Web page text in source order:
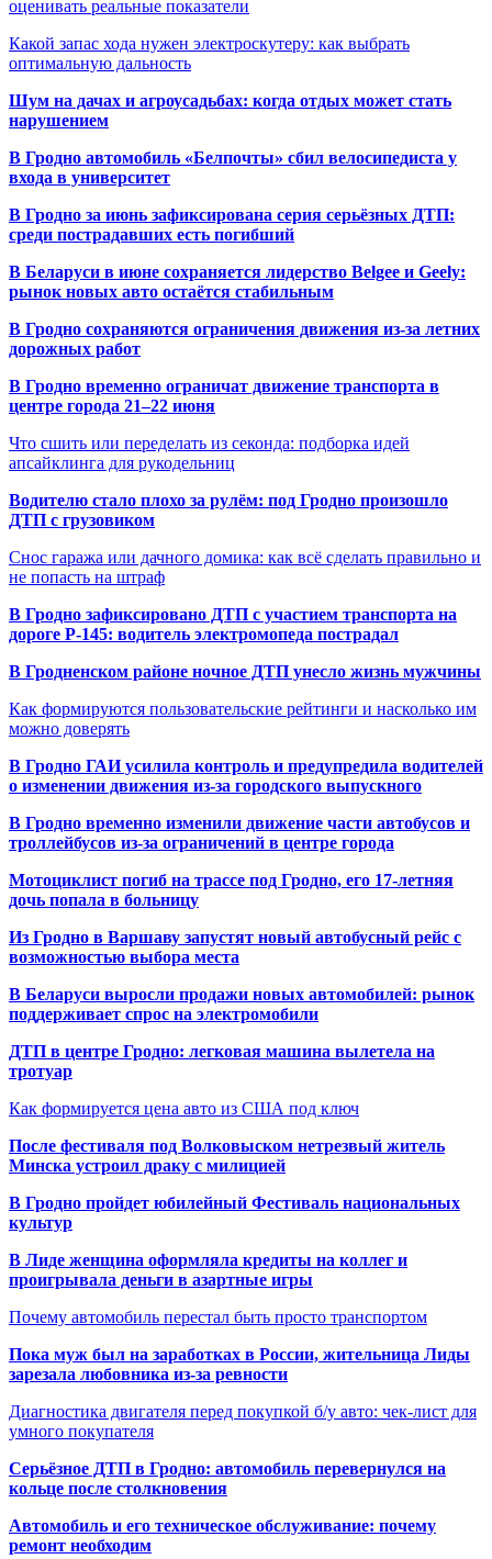
оценивать реальные показатели
Какой запас хода нужен электроскутеру: как выбрать
оптимальную дальность
Шум на дачах и агроусадьбах: когда отдых может стать
нарушением
В Гродно автомобиль «Белпочты» сбил велосипедиста у
входа в университет
В Гродно за июнь зафиксирована серия серьёзных ДТП:
среди пострадавших есть погибший
В Беларуси в июне сохраняется лидерство Belgee и Geely:
рынок новых авто остаётся стабильным
В Гродно сохраняются ограничения движения из-за летних
дорожных работ
В Гродно временно ограничат движение транспорта в
центре города 21–22 июня
Что сшить или переделать из секонда: подборка идей
апсайклинга для рукодельниц
Водителю стало плохо за рулём: под Гродно произошло
ДТП с грузовиком
Снос гаража или дачного домика: как всё сделать правильно и
не попасть на штраф
В Гродно зафиксировано ДТП с участием транспорта на
дороге Р-145: водитель электромопеда пострадал
В Гродненском районе ночное ДТП унесло жизнь мужчины
Как формируются пользовательские рейтинги и насколько им
можно доверять
В Гродно ГАИ усилила контроль и предупредила водителей
о изменении движения из-за городского выпускного
В Гродно временно изменили движение части автобусов и
троллейбусов из-за ограничений в центре города
Мотоциклист погиб на трассе под Гродно, его 17-летняя
дочь попала в больницу
Из Гродно в Варшаву запустят новый автобусный рейс с
возможностью выбора места
В Беларуси выросли продажи новых автомобилей: рынок
поддерживает спрос на электромобили
ДТП в центре Гродно: легковая машина вылетела на
тротуар
Как формируется цена авто из США под ключ
После фестиваля под Волковыском нетрезвый житель
Минска устроил драку с милицией
В Гродно пройдет юбилейный Фестиваль национальных
культур
В Лиде женщина оформляла кредиты на коллег и
проигрывала деньги в азартные игры
Почему автомобиль перестал быть просто транспортом
Пока муж был на заработках в России, жительница Лиды
зарезала любовника из-за ревности
Диагностика двигателя перед покупкой б/у авто: чек-лист для
умного покупателя
Серьёзное ДТП в Гродно: автомобиль перевернулся на
кольце после столкновения
Автомобиль и его техническое обслуживание: почему
ремонт необходим